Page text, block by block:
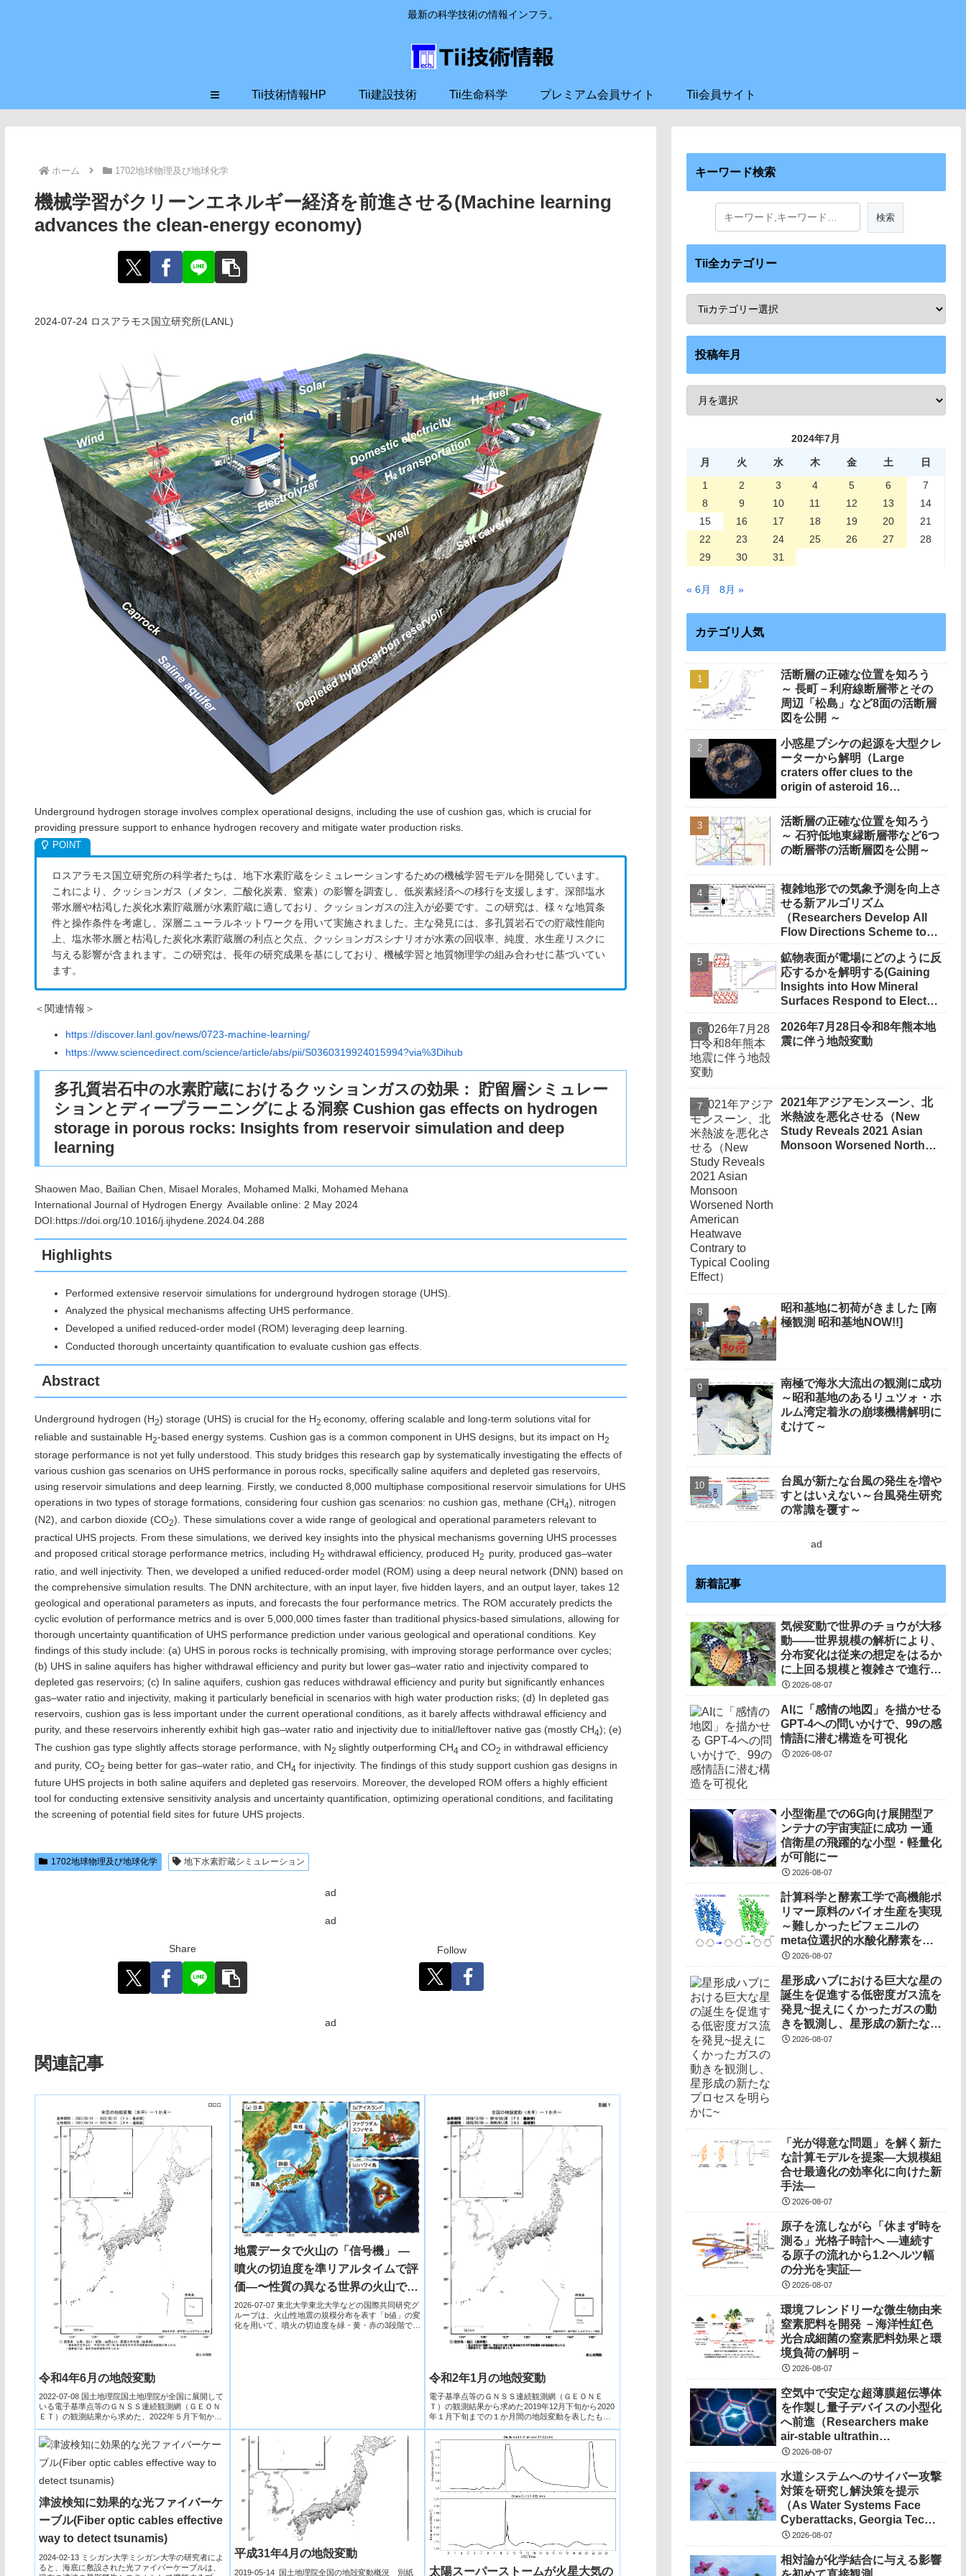
最新の科学技術の情報インフラ。
≡ Tii技術情報HP Tii建設技術 Tii生命科学 プレミアム会員サイト Tii会員サイト
ホーム 1702地球物理及び地球化学
機械学習がクリーンエネルギー経済を前進させる(Machine learning
advances the clean-energy economy)
2024-07-24 ロスアラモス国立研究所(LANL)
Underground hydrogen storage involves complex operational designs, including the use of cushion gas, which is crucial for
providing pressure support to enhance hydrogen recovery and mitigate water production risks.
ロスアラモス国立研究所の科学者たちは、地下水素貯蔵をシミュレーションするための機械学習モデルを開発しています。
これにより、クッションガス（メタン、二酸化炭素、窒素）の影響を調査し、低炭素経済への移行を支援します。深部塩水
帯水層や枯渇した炭化水素貯蔵層が水素貯蔵に適しており、クッションガスの注入が必要です。この研究は、様々な地質条
件と操作条件を考慮し、深層ニューラルネットワークを用いて実施されました。主な発見には、多孔質岩石での貯蔵性能向
上、塩水帯水層と枯渇した炭化水素貯蔵層の利点と欠点、クッションガスシナリオが水素の回収率、純度、水生産リスクに
与える影響が含まれます。この研究は、長年の研究成果を基にしており、機械学習と地質物理学の組み合わせに基づいてい
ます。
＜関連情報＞
https://discover.lanl.gov/news/0723-machine-learning/
https://www.sciencedirect.com/science/article/abs/pii/S0360319924015994?via%3Dihub
多孔質岩石中の水素貯蔵におけるクッションガスの効果： 貯留層シミュレー
ションとディープラーニングによる洞察 Cushion gas effects on hydrogen
storage in porous rocks: Insights from reservoir simulation and deep
learning
Shaowen Mao, Bailian Chen, Misael Morales, Mohamed Malki, Mohamed Mehana
International Journal of Hydrogen Energy Available online: 2 May 2024
DOI:https://doi.org/10.1016/j.ijhydene.2024.04.288
Highlights
Performed extensive reservoir simulations for underground hydrogen storage (UHS).
Analyzed the physical mechanisms affecting UHS performance.
Developed a unified reduced-order model (ROM) leveraging deep learning.
Conducted thorough uncertainty quantification to evaluate cushion gas effects.
Abstract
Underground hydrogen (H2) storage (UHS) is crucial for the H2 economy, offering scalable and long-term solutions vital for
reliable and sustainable H2-based energy systems. Cushion gas is a common component in UHS designs, but its impact on H2
storage performance is not yet fully understood. This study bridges this research gap by systematically investigating the effects of
various cushion gas scenarios on UHS performance in porous rocks, specifically saline aquifers and depleted gas reservoirs,
using reservoir simulations and deep learning. Firstly, we conducted 8,000 multiphase compositional reservoir simulations for UHS
operations in two types of storage formations, considering four cushion gas scenarios: no cushion gas, methane (CH4), nitrogen
(N2), and carbon dioxide (CO2). These simulations cover a wide range of geological and operational parameters relevant to
practical UHS projects. From these simulations, we derived key insights into the physical mechanisms governing UHS processes
and proposed critical storage performance metrics, including H2 withdrawal efficiency, produced H2 purity, produced gas–water
ratio, and well injectivity. Then, we developed a unified reduced-order model (ROM) using a deep neural network (DNN) based on
the comprehensive simulation results. The DNN architecture, with an input layer, five hidden layers, and an output layer, takes 12
geological and operational parameters as inputs, and forecasts the four performance metrics. The ROM accurately predicts the
cyclic evolution of performance metrics and is over 5,000,000 times faster than traditional physics-based simulations, allowing for
thorough uncertainty quantification of UHS performance prediction under various geological and operational conditions. Key
findings of this study include: (a) UHS in porous rocks is technically promising, with improving storage performance over cycles;
(b) UHS in saline aquifers has higher withdrawal efficiency and purity but lower gas–water ratio and injectivity compared to
depleted gas reservoirs; (c) In saline aquifers, cushion gas reduces withdrawal efficiency and purity but significantly enhances
gas–water ratio and injectivity, making it particularly beneficial in scenarios with high water production risks; (d) In depleted gas
reservoirs, cushion gas is less important under the current operational conditions, as it barely affects withdrawal efficiency and
purity, and these reservoirs inherently exhibit high gas–water ratio and injectivity due to initial/leftover native gas (mostly CH4); (e)
The cushion gas type slightly affects storage performance, with N2 slightly outperforming CH4 and CO2 in withdrawal efficiency
and purity, CO2 being better for gas–water ratio, and CH4 for injectivity. The findings of this study support cushion gas designs in
future UHS projects in both saline aquifers and depleted gas reservoirs. Moreover, the developed ROM offers a highly efficient
tool for conducting extensive sensitivity analysis and uncertainty quantification, optimizing operational conditions, and facilitating
the screening of potential field sites for future UHS projects.
1702地球物理及び地球化学 地下水素貯蔵シミュレーション
ad
ad
Share Follow
ad
関連記事
令和4年6月の地殻変動
2022-07-08 国土地理院国土地理院が全国に展開して
いる電子基準点等のＧＮＳＳ連続観測網（ＧＥＯＮ
ＥＴ）の観測結果から求めた、2022年５月下旬から
地震データで火山の「信号機」 ―
噴火の切迫度を準リアルタイムで評
価―〜性質の異なる世界の火山で初
めて系統的に検証、衛星観測と同等
の的中率〜
2026-07-07 東北大学東北大学などの国際共同研究グ
ループは、火山性地震の規模分布を表す「b値」の変
化を用いて、噴火の切迫度を緑・黄・赤の3段階で示
令和2年1月の地殻変動
電子基準点等のＧＮＳＳ連続観測網（ＧＥＯＮＥ
Ｔ）の観測結果から求めた2019年12月下旬から2020
年１月下旬までの１か月間の地殻変動を表したも
津波検知に効果的な光ファイバーケ
ーブル(Fiber optic cables effective
way to detect tsunamis)
2024-02-13 ミシガン大学ミシガン大学の研究者によ
ると、海底に敷設された光ファイバーケーブルは、
平成31年4月の地殻変動
2019-05-14 国土地理院全国の地殻変動概況 別紙 太陽スーパーストームが火星大気の
キーワード検索
Tii全カテゴリー
投稿年月
2024年7月
月 火 水 木 金 土
日
1
2 3 4 5 6
7
8
9 10 11 12 13
14
15
16 17 18 19 20
21
22
23 24 25 26 27
28
29
30 31
« 6月 8月 »
カテゴリ人気
活断層の正確な位置を知ろう
～ 長町－利府線断層帯とその
周辺「松島」など8面の活断層
図を公開 ～
小惑星プシケの起源を大型クレ
ーターから解明（Large
craters offer clues to the
origin of asteroid 16
活断層の正確な位置を知ろう
～ 石狩低地東縁断層帯など6つ
の断層帯の活断層図を公開～
複雑地形での気象予測を向上さ
せる新アルゴリズム
（Researchers Develop All
Flow Directions Scheme to
Accuracy in Complex
Terrain）
鉱物表面が電場にどのように反
応するかを解明する(Gaining
Insights into How Mineral
Surfaces Respond to Electric
2026年7月28日令和8年熊本地
震に伴う地殻変動
2021年アジアモンスーン、北
米熱波を悪化させる（New
Study Reveals 2021 Asian
Monsoon Worsened North
昭和基地に初荷がきました [南
極観測 昭和基地NOW!!]
南極で海氷大流出の観測に成功
～昭和基地のあるリュツォ・ホ
ルム湾定着氷の崩壊機構解明に
むけて～
台風が新たな台風の発生を増や
すとはいえない～台風発生研究
の常識を覆す～
ad
新着記事
気候変動で世界のチョウが大移
動――世界規模の解析により、
分布変化は従来の想定をはるか
に上回る規模と複雑さで進行し
ていることを解明――
2026-08-07
AIに「感情の地図」を描かせる
GPT-4への問いかけで、99の感
情語に潜む構造を可視化
2026-08-07
小型衛星での6G向け展開型ア
ンテナの宇宙実証に成功 ー通
信衛星の飛躍的な小型・軽量化
が可能にー
2026-08-07
計算科学と酵素工学で高機能ポ
リマー原料のバイオ生産を実現
～難しかったビフェニルの
meta位選択的水酸化酵素を開
発～2026-08-07
星形成ハブにおける巨大な星の
誕生を促進する低密度ガス流を
発見~捉えにくかったガスの動
きを観測し、星形成の新たなプ
ロセスを明らかに~
2026-08-07
「光が得意な問題」を解く新た
な計算モデルを提案―大規模組
合せ最適化の効率化に向けた新
手法―
2026-08-07
原子を流しながら「休まず時を
測る」光格子時計へ ―連続す
る原子の流れから1.2ヘルツ幅
の分光を実証―
2026-08-07
環境フレンドリーな微生物由来
窒素肥料を開発 －海洋性紅色
光合成細菌の窒素肥料効果と環
境負荷の解明－
2026-08-07
空気中で安定な超薄膜超伝導体
を作製し量子デバイスの小型化
へ前進（Researchers make
air-stable ultrathin
superconductors more
devices）
2026-08-07
水道システムへのサイバー攻撃
対策を研究し解決策を提示
（As Water Systems Face
Cyberattacks, Georgia Tech
Research Points to
2026-08-07
相対論が化学結合に与える影響